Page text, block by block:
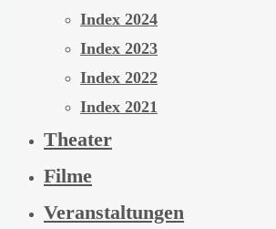
Index 2024
Index 2023
Index 2022
Index 2021
Theater
Filme
Veranstaltungen